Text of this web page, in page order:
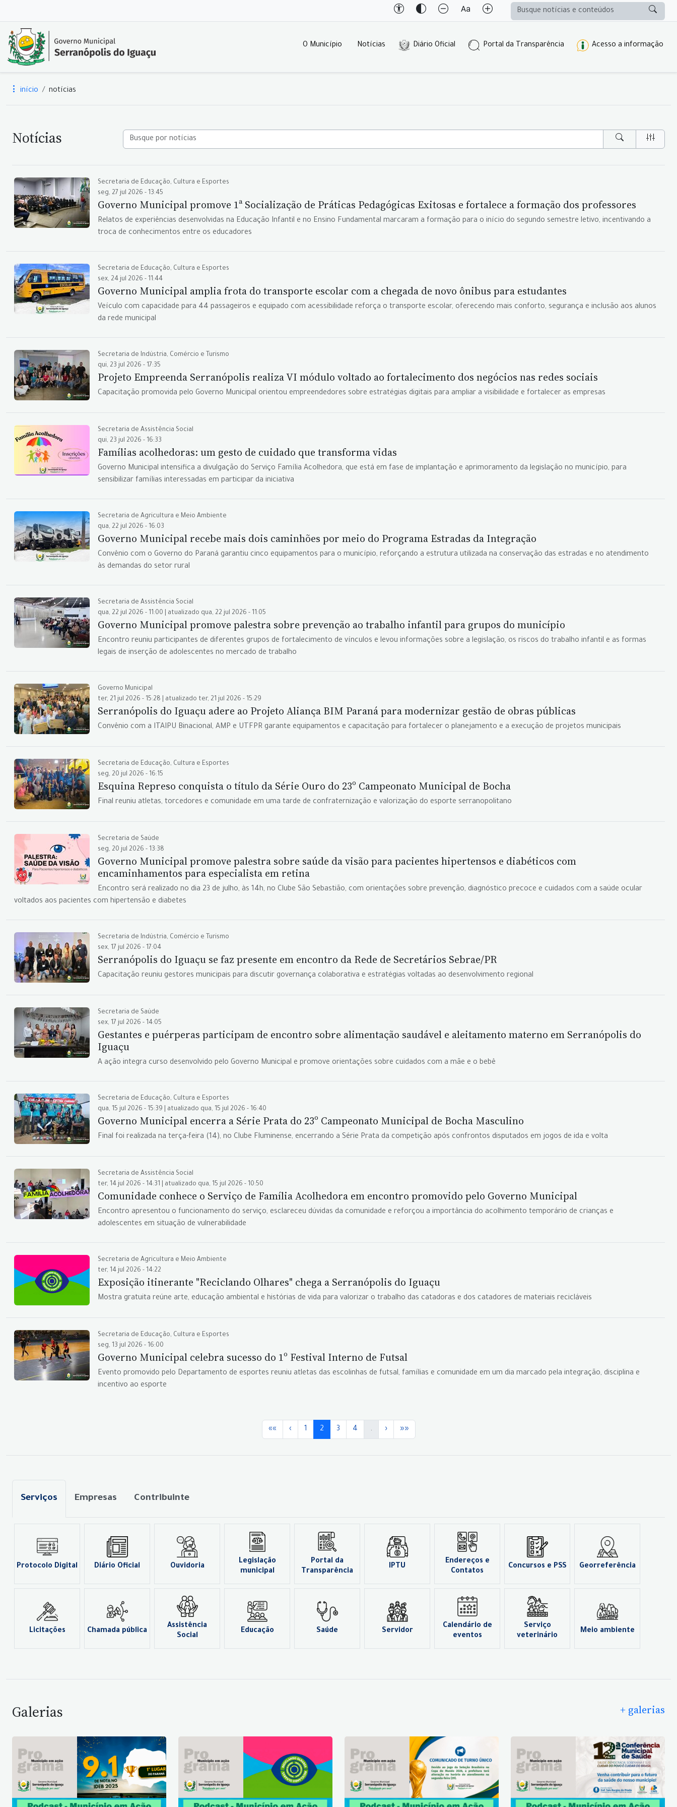
O Município Notícias Diário Oficial Portal da Transparência Acesso a informação
início notícias
Notícias
Secretaria de Educação, Cultura e Esportes
seg, 27 jul 2026 - 13:45
Governo Municipal promove 1ª Socialização de Práticas Pedagógicas Exitosas e fortalece a formação dos professores
Relatos de experiências desenvolvidas na Educação Infantil e no Ensino Fundamental marcaram a formação para o início do segundo semestre letivo, incentivando a
troca de conhecimentos entre os educadores
Secretaria de Educação, Cultura e Esportes
sex, 24 jul 2026 - 11:44
Governo Municipal amplia frota do transporte escolar com a chegada de novo ônibus para estudantes
Veículo com capacidade para 44 passageiros e equipado com acessibilidade reforça o transporte escolar, oferecendo mais conforto, segurança e inclusão aos alunos
da rede municipal
Secretaria de Indústria, Comércio e Turismo
qui, 23 jul 2026 - 17:35
Projeto Empreenda Serranópolis realiza VI módulo voltado ao fortalecimento dos negócios nas redes sociais
Capacitação promovida pelo Governo Municipal orientou empreendedores sobre estratégias digitais para ampliar a visibilidade e fortalecer as empresas
Secretaria de Assistência Social
qui, 23 jul 2026 - 16:33
Famílias acolhedoras: um gesto de cuidado que transforma vidas
Governo Municipal intensifica a divulgação do Serviço Família Acolhedora, que está em fase de implantação e aprimoramento da legislação no município, para
sensibilizar famílias interessadas em participar da iniciativa
Secretaria de Agricultura e Meio Ambiente
qua, 22 jul 2026 - 16:03
Governo Municipal recebe mais dois caminhões por meio do Programa Estradas da Integração
Convênio com o Governo do Paraná garantiu cinco equipamentos para o município, reforçando a estrutura utilizada na conservação das estradas e no atendimento
às demandas do setor rural
Secretaria de Assistência Social
qua, 22 jul 2026 - 11:00 | atualizado qua, 22 jul 2026 - 11:05
Governo Municipal promove palestra sobre prevenção ao trabalho infantil para grupos do município
Encontro reuniu participantes de diferentes grupos de fortalecimento de vínculos e levou informações sobre a legislação, os riscos do trabalho infantil e as formas
legais de inserção de adolescentes no mercado de trabalho
Governo Municipal
ter, 21 jul 2026 - 15:28 | atualizado ter, 21 jul 2026 - 15:29
Serranópolis do Iguaçu adere ao Projeto Aliança BIM Paraná para modernizar gestão de obras públicas
Convênio com a ITAIPU Binacional, AMP e UTFPR garante equipamentos e capacitação para fortalecer o planejamento e a execução de projetos municipais
Secretaria de Educação, Cultura e Esportes
seg, 20 jul 2026 - 16:15
Esquina Represo conquista o título da Série Ouro do 23º Campeonato Municipal de Bocha
Final reuniu atletas, torcedores e comunidade em uma tarde de confraternização e valorização do esporte serranopolitano
Secretaria de Saúde
seg, 20 jul 2026 - 13:38
Governo Municipal promove palestra sobre saúde da visão para pacientes hipertensos e diabéticos com
encaminhamentos para especialista em retina
Encontro será realizado no dia 23 de julho, às 14h, no Clube São Sebastião, com orientações sobre prevenção, diagnóstico precoce e cuidados com a saúde ocular
voltados aos pacientes com hipertensão e diabetes
Secretaria de Indústria, Comércio e Turismo
sex, 17 jul 2026 - 17:04
Serranópolis do Iguaçu se faz presente em encontro da Rede de Secretários Sebrae/PR
Capacitação reuniu gestores municipais para discutir governança colaborativa e estratégias voltadas ao desenvolvimento regional
Secretaria de Saúde
sex, 17 jul 2026 - 14:05
Gestantes e puérperas participam de encontro sobre alimentação saudável e aleitamento materno em Serranópolis do
Iguaçu
A ação integra curso desenvolvido pelo Governo Municipal e promove orientações sobre cuidados com a mãe e o bebê
Secretaria de Educação, Cultura e Esportes
qua, 15 jul 2026 - 15:39 | atualizado qua, 15 jul 2026 - 16:40
Governo Municipal encerra a Série Prata do 23º Campeonato Municipal de Bocha Masculino
Final foi realizada na terça-feira (14), no Clube Fluminense, encerrando a Série Prata da competição após confrontos disputados em jogos de ida e volta
Secretaria de Assistência Social
ter, 14 jul 2026 - 14:31 | atualizado qua, 15 jul 2026 - 10:50
Comunidade conhece o Serviço de Família Acolhedora em encontro promovido pelo Governo Municipal
Encontro apresentou o funcionamento do serviço, esclareceu dúvidas da comunidade e reforçou a importância do acolhimento temporário de crianças e
adolescentes em situação de vulnerabilidade
Secretaria de Agricultura e Meio Ambiente
ter, 14 jul 2026 - 14:22
Exposição itinerante "Reciclando Olhares" chega a Serranópolis do Iguaçu
Mostra gratuita reúne arte, educação ambiental e histórias de vida para valorizar o trabalho das catadoras e dos catadores de materiais recicláveis
Secretaria de Educação, Cultura e Esportes
seg, 13 jul 2026 - 16:00
Governo Municipal celebra sucesso do 1º Festival Interno de Futsal
Evento promovido pelo Departamento de esportes reuniu atletas das escolinhas de futsal, famílias e comunidade em um dia marcado pela integração, disciplina e
incentivo ao esporte
«« ‹ 1 2 3 4 . › »»
Serviços Empresas Contribuinte
Protocolo Digital Diário Oficial Ouvidoria
Legislação
municipal
Portal da
Transparência
IPTU
Endereços e
Contatos
Concursos e PSS Georreferência
Licitações Chamada pública
Assistência
Social
Educação Saúde Servidor
Calendário de
eventos
Serviço
veterinário
Meio ambiente
Galerias + galerias